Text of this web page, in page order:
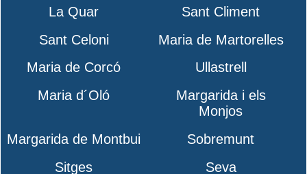
La Quar
Sant Climent
Sant Celoni
Maria de Martorelles
Maria de Corcó
Ullastrell
Maria d´Oló
Margarida i els
Monjos
Margarida de Montbui
Sobremunt
Sitges
Seva